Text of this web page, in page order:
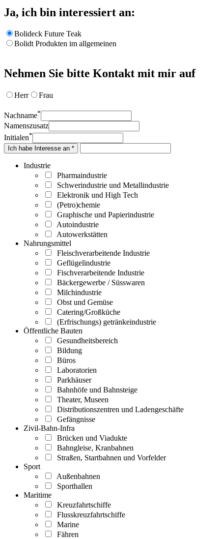
Ja, ich bin interessiert an:
Bolideck Future Teak
Bolidt Produkten im allgemeinen
Nehmen Sie bitte Kontakt mit mir auf
Herr Frau
Nachname*
Namenszusatz
Initialen*
Ich habe Interesse an *
Industrie
Pharmaindustrie
Schwerindustrie und Metallindustrie
Elektronik und High Tech
(Petro)chemie
Graphische und Papierindustrie
Autoindustrie
Autowerkstätten
Nahrungsmittel
Fleischverarbeitende Industrie
Geflügelindustrie
Fischverarbeitende Industrie
Bäckergewerbe / Süsswaren
Milchindustrie
Obst und Gemüse
Catering/Großküche
(Erfrischungs) getränkeindustrie
Öffentliche Bauten
Gesundheitsbereich
Bildung
Büros
Laboratorien
Parkhäuser
Bahnhöfe und Bahnsteige
Theater, Museen
Distributionszentren und Ladengeschäfte
Gefängnisse
Zivil-Bahn-Infra
Brücken und Viadukte
Bahngleise, Kranbahnen
Straßen, Startbahnen und Vorfelder
Sport
Außenbahnen
Sporthallen
Maritime
Kreuzfahrtschiffe
Flusskreuzfahrtschiffe
Marine
Fähren